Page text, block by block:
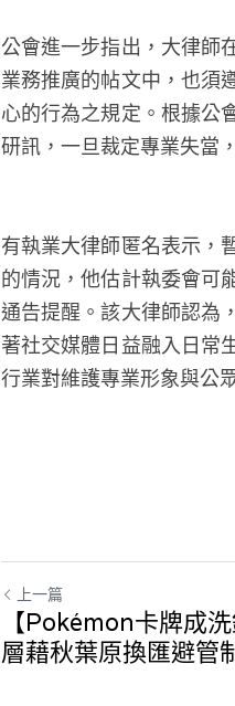
公會進一步指出，大律師
業務推廣的帖文中，也須
心的行為之規定。根據公
研訊，一旦裁定專業失當
有執業大律師匿名表示，
的情況，他估計執委會可
通告提醒。該大律師認為
著社交媒體日益融入日常
行業對維護專業形象與公
上一篇
【Pokémon卡牌成
層藉秋葉原換匯避管